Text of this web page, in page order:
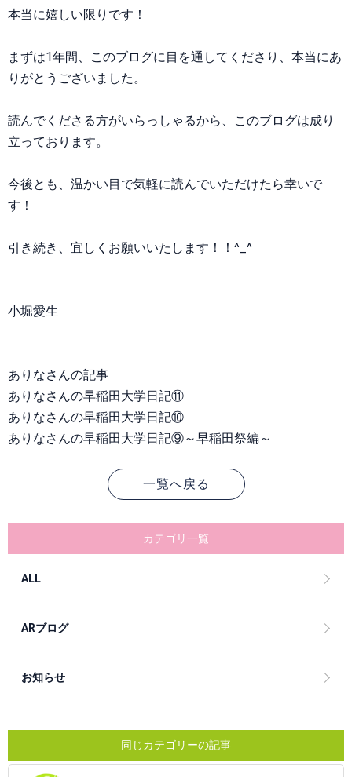
本当に嬉しい限りです！
まずは1年間、このブログに目を通してくださり、本当にあ
りがとうございました。
読んでくださる方がいらっしゃるから、このブログは成り
立っております。
今後とも、温かい目で気軽に読んでいただけたら幸いで
す！
引き続き、宜しくお願いいたします！！^_^
小堀愛生
ありなさんの記事
ありなさんの早稲田大学日記⑪
ありなさんの早稲田大学日記⑩
ありなさんの早稲田大学日記⑨～早稲田祭編～
一覧へ戻る
カテゴリ一覧
ALL
ARブログ
お知らせ
同じカテゴリーの記事